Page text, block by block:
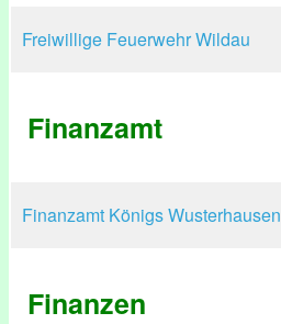
Freiwillige Feuerwehr Wildau
Finanzamt
Finanzamt Königs Wusterhausen
Finanzen